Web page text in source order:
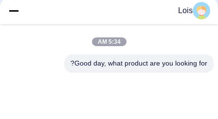
الآليمعظم المنتجات موجودة في المخزون، إذا كان هناك طلب مخصص
التسليم،ضمان الجودة والخدمة،يمكنك أن تكون على يقين من شراء.كمية
كبيرة من التنازلات،يمكنك التحدث عن خصومات خدمة العملاء!لدينا زميل
التعبئة والشحن
Lois
5:34 AM
Good day, what product are you looking for?